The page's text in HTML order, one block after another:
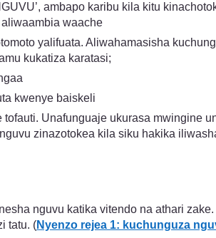
ambapo karibu kila kitu
waache
yalifuata. Aliwahamasisha
kukatiza karatasi;
kwenye baiskeli
Unafunguaje ukurasa mwingine
zinazotokea kila siku hakika
nguvu katika vitendo na athari
tatu. (Nyenzo rejea 1: kuchunguza